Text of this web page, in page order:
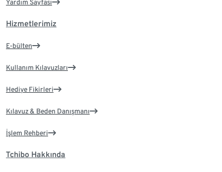
Yardım Sayfası
Hizmetlerimiz
E-bülten
Kullanım Kılavuzları
Hediye Fikirleri
Kılavuz & Beden Danışmanı
İşlem Rehberi
Tchibo Hakkında